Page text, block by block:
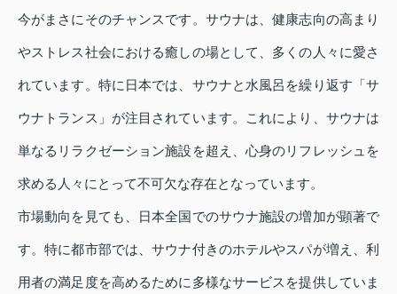
今がまさにそのチャンスです。サウナは、健康志向の高まり
やストレス社会における癒しの場として、多くの人々に愛さ
れています。特に日本では、サウナと水風呂を繰り返す「サ
ウナトランス」が注目されています。これにより、サウナは
単なるリラクゼーション施設を超え、心身のリフレッシュを
求める人々にとって不可欠な存在となっています。
市場動向を見ても、日本全国でのサウナ施設の増加が顕著で
す。特に都市部では、サウナ付きのホテルやスパが増え、利
用者の満足度を高めるために多様なサービスを提供していま